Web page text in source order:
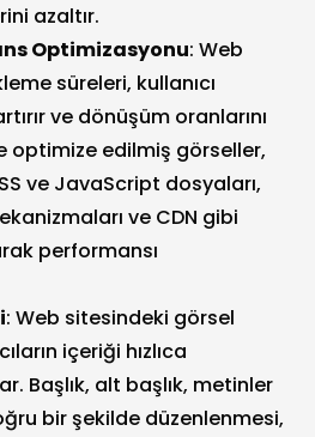
azaltır.
Optimizasyonu: Web
süreleri, kullanıcı
ve dönüşüm oranlarını
optimize edilmiş görseller,
ve JavaScript dosyaları,
ve CDN gibi
performansı
: Web sitesindeki görsel
içeriği hızlıca
Başlık, alt başlık, metinler
bir şekilde düzenlenmesi,